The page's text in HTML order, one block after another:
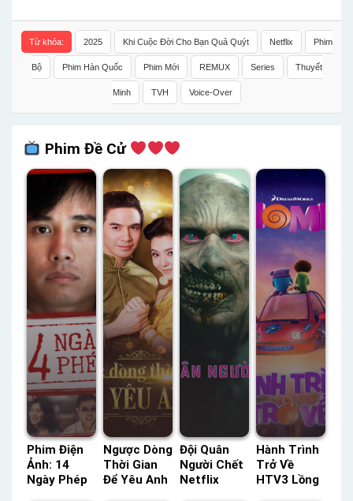
Từ khóa: 2025 Khi Cuộc Đời Cho Bạn Quả Quýt Netflix Phim
Bộ Phim Hàn Quốc Phim Mới REMUX Series Thuyết
Minh TVH Voice-Over
Phim Đề Cử
Phim Điện
Ảnh: 14
Ngày Phép
Ngược Dòng
Thời Gian
Để Yêu Anh
Đội Quân
Người Chết
Netflix
Hành Trình
Trở Về
HTV3 Lồng